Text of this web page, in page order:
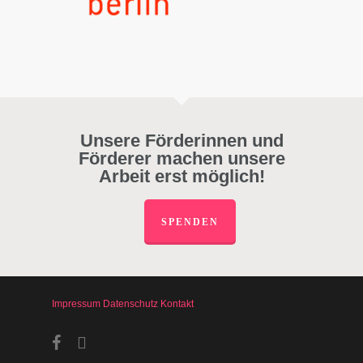
Unsere Förderinnen und
Förderer machen unsere
Arbeit erst möglich!
SPENDEN
Impressum Datenschutz Kontakt
facebookinstagram